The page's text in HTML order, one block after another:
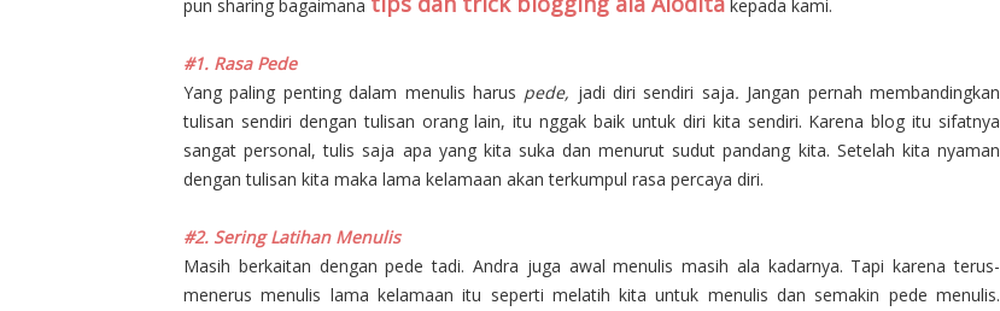
pun sharing bagaimana
kepada kami.
#1. Rasa Pede
Yang paling penting dalam menulis harus pede, jadi diri sendiri saja. Jangan pernah membandingkan
tulisan sendiri dengan tulisan orang lain, itu nggak baik untuk diri kita sendiri. Karena blog itu sifatnya
sangat personal, tulis saja apa yang kita suka dan menurut sudut pandang kita. Setelah kita nyaman
dengan tulisan kita maka lama kelamaan akan terkumpul rasa percaya diri.
#2. Sering Latihan Menulis
Masih berkaitan dengan pede tadi. Andra juga awal menulis masih ala kadarnya. Tapi karena terus-
menerus menulis lama kelamaan itu seperti melatih kita untuk menulis dan semakin pede menulis.